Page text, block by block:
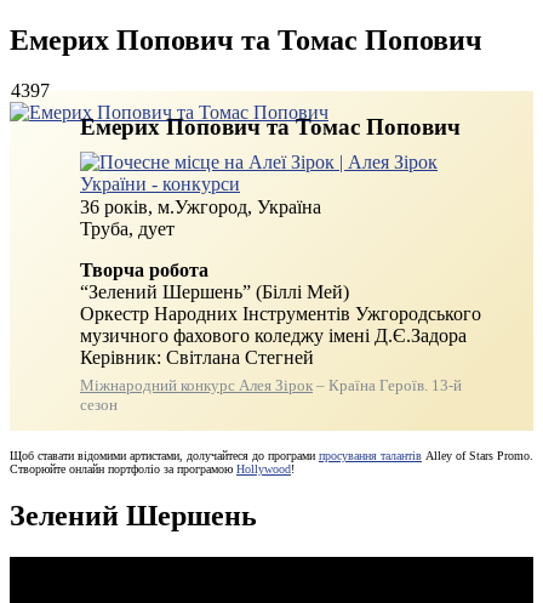
Емерих Попович та Томас Попович
4397
Емерих Попович та Томас Попович
36 років, м.Ужгород, Україна
Труба, дует
Творча робота
“Зелений Шершень” (Біллі Мей)
Оркестр Народних Інструментів Ужгородського
музичного фахового коледжу імені Д.Є.Задора
Керівник: Світлана Стегней
Міжнародний конкурс Алея Зірок – Країна Героїв. 13-й
сезон
Щоб ставати відомими артистами, долучайтеся до програми просування талантів Alley of Stars Promo.
Створюйте онлайн портфоліо за програмою Hollywood!
Зелений Шершень